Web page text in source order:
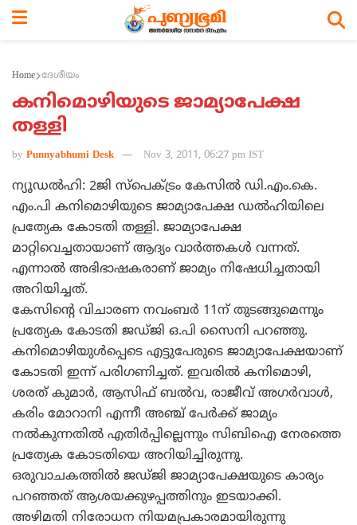
Home ദേശീയം
കനിമൊഴിയുടെ ജാമ്യാപേക്ഷ
തള്ളി
by Punnyabhumi Desk Nov 3, 2011, 06:27 pm IST
ന്യൂഡല്‍ഹി: 2ജി സ്‌പെക്ട്രം കേസില്‍ ഡി.എം.കെ.
എം.പി കനിമൊഴിയുടെ ജാമ്യാപേക്ഷ ഡല്‍ഹിയിലെ
പ്രത്യേക കോടതി തള്ളി. ജാമ്യാപേക്ഷ
മാറ്റിവെച്ചതായാണ് ആദ്യം വാര്‍ത്തകള്‍ വന്നത്.
എന്നാല്‍ അഭിഭാഷകരാണ് ജാമ്യം നിഷേധിച്ചതായി
അറിയിച്ചത്.
കേസിന്റെ വിചാരണ നവംബര്‍ 11ന് തുടങ്ങുമെന്നും
പ്രത്യേക കോടതി ജഡ്ജി ഒ.പി സൈനി പറഞ്ഞു.
കനിമൊഴിയുള്‍പ്പെടെ എട്ടുപേരുടെ ജാമ്യാപേക്ഷയാണ്
കോടതി ഇന്ന് പരിഗണിച്ചത്. ഇവരില്‍ കനിമൊഴി,
ശരത് കുമാര്‍, ആസിഫ് ബല്‍വ, രാജീവ് അഗര്‍വാള്‍,
കരിം മോറാനി എന്നീ അഞ്ച് പേര്‍ക്ക് ജാമ്യം
നല്‍കുന്നതില്‍ എതിര്‍പ്പില്ലെന്നും സിബിഐ നേരത്തെ
പ്രത്യേക കോടതിയെ അറിയിച്ചിരുന്നു.
ഒരുവാചകത്തില്‍ ജഡ്ജി ജാമ്യാപേക്ഷയുടെ കാര്യം
പറഞ്ഞത് ആശയക്കുഴപ്പത്തിനും ഇടയാക്കി.
അഴിമതി നിരോധന നിയമപ്രകാരമായിരുന്നു